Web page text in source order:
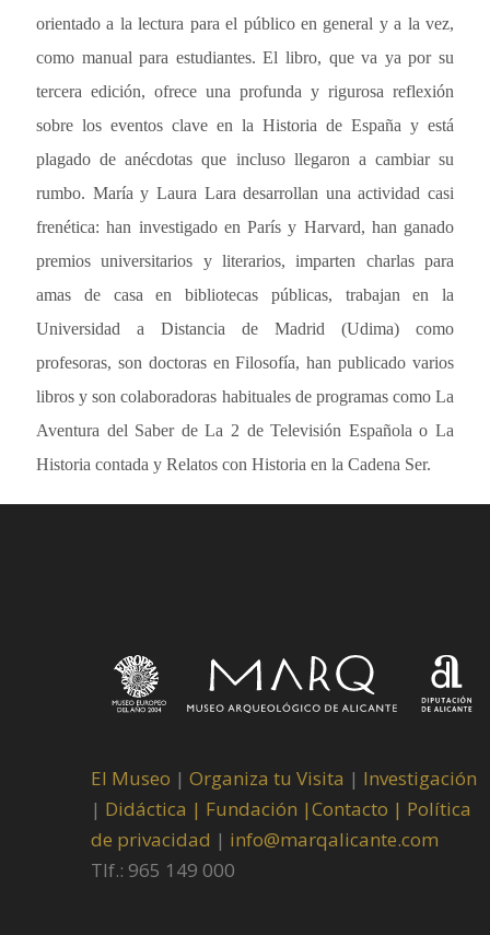
orientado a la lectura para el público en general y a la vez,
como manual para estudiantes. El libro, que va ya por su
tercera edición, ofrece una profunda y rigurosa reflexión
sobre los eventos clave en la Historia de España y está
plagado de anécdotas que incluso llegaron a cambiar su
rumbo. María y Laura Lara desarrollan una actividad casi
frenética: han investigado en París y Harvard, han ganado
premios universitarios y literarios, imparten charlas para
amas de casa en bibliotecas públicas, trabajan en la
Universidad a Distancia de Madrid (Udima) como
profesoras, son doctoras en Filosofía, han publicado varios
libros y son colaboradoras habituales de programas como La
Aventura del Saber de La 2 de Televisión Española o La
Historia contada y Relatos con Historia en la Cadena Ser.
El Museo | Organiza tu Visita | Investigación
| Didáctica | Fundación |Contacto | Política
de privacidad | info@marqalicante.com
Tlf.: 965 149 000